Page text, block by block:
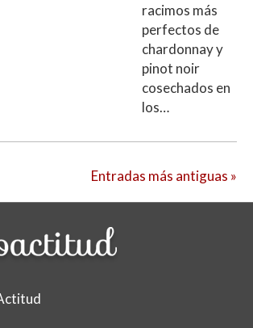
racimos más
perfectos de
chardonnay y
pinot noir
cosechados en
los…
Entradas más antiguas »